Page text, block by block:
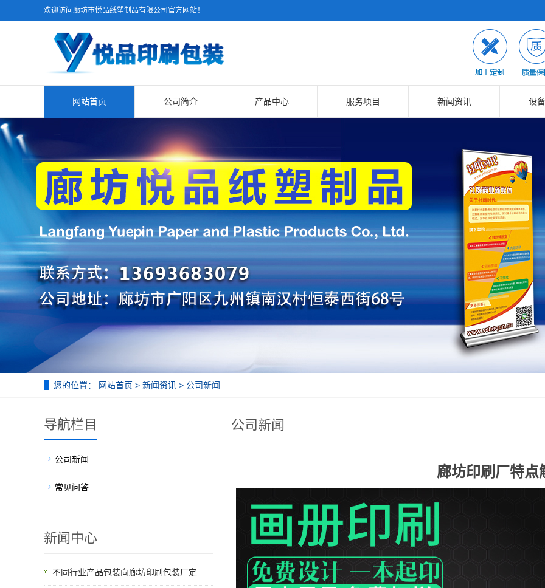
欢迎访问廊坊市悦品纸塑制品有限公司官方网站！
网站首页 公司简介 产品中心 服务项目 新闻资讯 设
您的位置： 网站首页 > 新闻资讯 > 公司新闻
公司新闻
廊坊印刷厂特点
导航栏目
公司新闻
常见问答
新闻中心
不同行业产品包装向廊坊印刷包装厂定